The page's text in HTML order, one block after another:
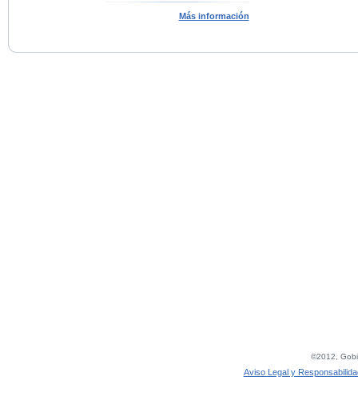
Más información
©2012,
Aviso Legal y